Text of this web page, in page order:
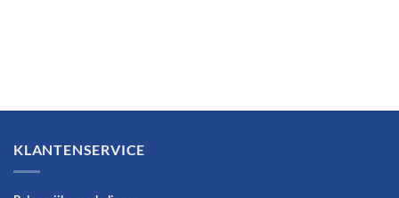
KLANTENSERVICE